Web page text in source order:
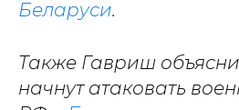
Беларуси.
Также Гавриш
начнут атаковать